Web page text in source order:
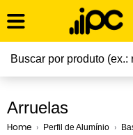
Arruelas
Home Perfil de Alumínio